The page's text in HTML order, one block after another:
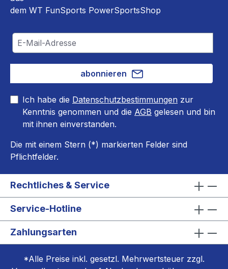
dem WT FunSports PowerSportsShop
abonnieren
Ich habe die Datenschutzbestimmungen zur
Kenntnis genommen und die AGB gelesen und bin
mit ihnen einverstanden.
Die mit einem Stern (*) markierten Felder sind
Pflichtfelder.
Rechtliches & Service
Service-Hotline
Zahlungsarten
*Alle Preise inkl. gesetzl. Mehrwertsteuer zzgl.